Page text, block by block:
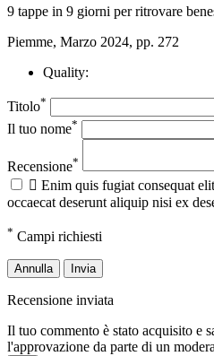
9 tappe in 9 giorni per ritrovare
Piemme, Marzo 2024, pp. 272
Quality:
Titolo*
Il tuo nome*
Recensione*
 Enim quis fugiat consequat
occaecat deserunt aliquip nisi ex
* Campi richiesti
Annulla Invia
Recensione inviata
Il tuo commento è stato acquisito e
l'approvazione da parte di un